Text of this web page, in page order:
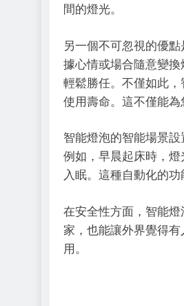
間的燈光。
另一個不可忽視的優
據心情或場合隨意變
輕鬆勝任。不僅如此
使用壽命。這不僅能為
智能燈泡的智能場景
例如，早晨起床時，
入眠。這種自動化的
在安全性方面，智能
家，也能讓外界覺得
用。